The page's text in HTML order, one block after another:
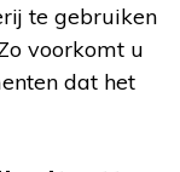
te gebruiken
voorkomt u
dat het